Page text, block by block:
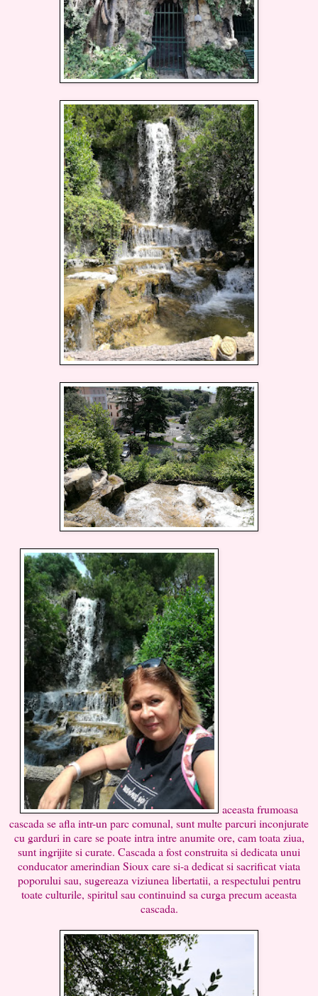
aceasta frumoasa
cascada se afla intr-un parc comunal, sunt multe parcuri inconjurate
cu garduri in care se poate intra intre anumite ore, cam toata ziua,
sunt ingrijite si curate. Cascada a fost construita si dedicata unui
conducator amerindian Sioux care si-a dedicat si sacrificat viata
poporului sau, sugereaza viziunea libertatii, a respectului pentru
toate culturile, spiritul sau continuind sa curga precum aceasta
cascada.